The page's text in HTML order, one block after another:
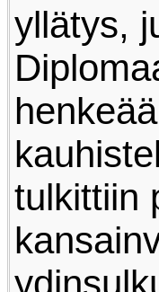
yllätys,
tulkittiin